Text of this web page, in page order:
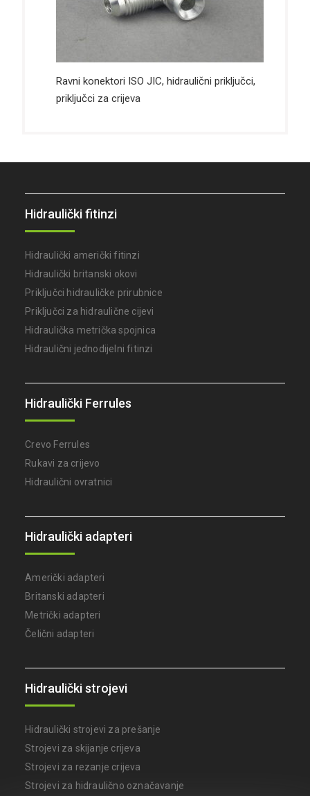
Ravni konektori ISO JIC, hidraulični priključci,
priključci za crijeva
Hidraulički fitinzi
Hidraulički američki fitinzi
Hidraulički britanski okovi
Priključci hidrauličke prirubnice
Priključci za hidraulične cijevi
Hidraulička metrička spojnica
Hidraulični jednodijelni fitinzi
Hidraulički Ferrules
Crevo Ferrules
Rukavi za crijevo
Hidraulični ovratnici
Hidraulički adapteri
Američki adapteri
Britanski adapteri
Metrički adapteri
Čelični adapteri
Hidraulički strojevi
Hidraulički strojevi za prešanje
Strojevi za skijanje crijeva
Strojevi za rezanje crijeva
Strojevi za hidraulično označavanje
ONLINE CHAT